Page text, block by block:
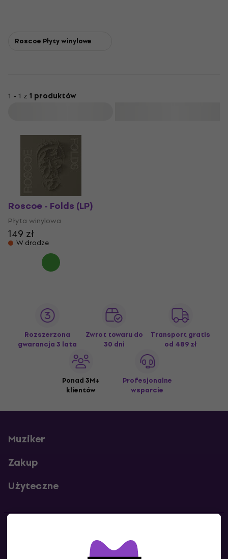
Roscoe Płyty winylowe
1 - 1 z 1 produktów
Roscoe - Folds (LP)
Płyta winylowa
149 zł
W drodze
Rozszerzona
gwarancja 3 lata
Zwrot towaru do
30 dni
Transport gratis
od 489 zł
Ponad 3M+
klientów
Profesjonalne
wsparcie
Muziker
Zakup
Użyteczne